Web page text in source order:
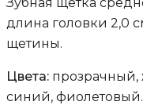
длина головки 2,0
щетины.
Цвета: прозрачный,
синий, фиолетовый.